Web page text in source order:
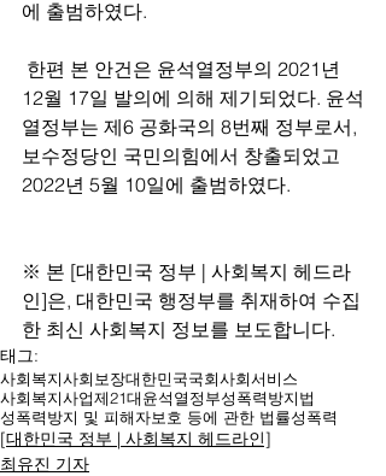
에 출범하였다.
12월 17일 발의에 의해 제기되었다. 윤석
열정부는 제6 공화국의 8번째 정부로서,
보수정당인 국민의힘에서 창출되었고
2022년 5월 10일에 출범하였다.
※ 본 [대한민국 정부 | 사회복지 헤드라
인]은, 대한민국 행정부를 취재하여 수집
한 최신 사회복지 정보를 보도합니다.
태그:
사회복지사회보장대한민국국회사회서비스
사회복지사업제21대윤석열정부성폭력방지법
성폭력방지 및 피해자보호 등에 관한 법률성폭력
[대한민국 정부 | 사회복지 헤드라인]
최유진 기자